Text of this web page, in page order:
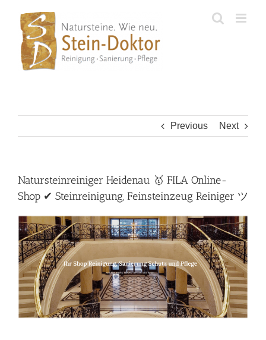
content
Previous Next
Natursteinreiniger Heidenau 🥇 FILA Online-
Shop ✔ Steinreinigung, Feinsteinzeug Reiniger ツ